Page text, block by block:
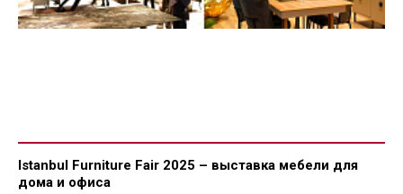
Istanbul Furniture Fair 2025 – выставка мебели для
дома и офиса